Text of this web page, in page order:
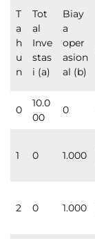
T
a
h
u
n
Tot
al
Inve
stas
i (a)
Biay
a
oper
asion
al (b)
0
10.0
00
0
1 0 1.000
2 0 1.000